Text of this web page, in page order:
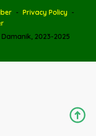
Privacy Policy
2023-2025